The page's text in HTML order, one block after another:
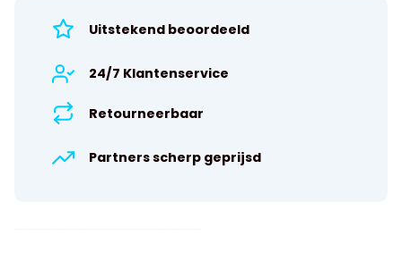
Uitstekend beoordeeld
24/7 Klantenservice
Retourneerbaar
Partners scherp geprijsd